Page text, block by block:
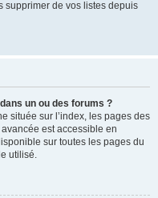
supprimer de vos listes depuis
un ou des forums ?
située sur l’index, les pages des
est accessible en
sur toutes les pages du
utilisé.